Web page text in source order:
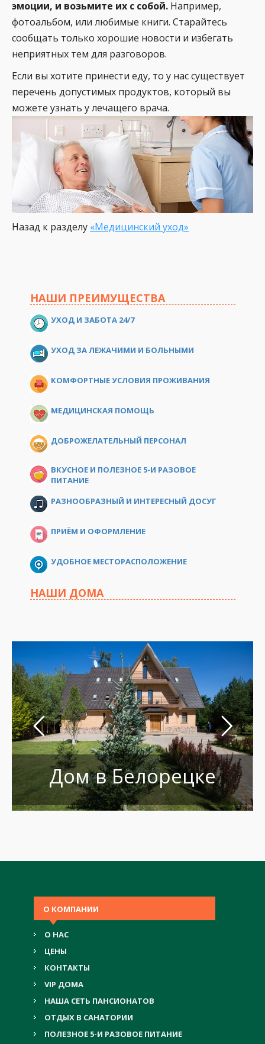
эмоции, и возьмите их с собой. Например,
фотоальбом, или любимые книги. Старайтесь
сообщать только хорошие новости и избегать
неприятных тем для разговоров.
Если вы хотите принести еду, то у нас существует
перечень допустимых продуктов, который вы
можете узнать у лечащего врача.
Назад к разделу «Медицинский уход»
НАШИ ПРЕИМУЩЕСТВА
УХОД И ЗАБОТА 24/7
УХОД ЗА ЛЕЖАЧИМИ И БОЛЬНЫМИ
КОМФОРТНЫЕ УСЛОВИЯ ПРОЖИВАНИЯ
МЕДИЦИНСКАЯ ПОМОЩЬ
ДОБРОЖЕЛАТЕЛЬНЫЙ ПЕРСОНАЛ
ВКУСНОЕ И ПОЛЕЗНОЕ 5-И РАЗОВОЕ
ПИТАНИЕ
РАЗНООБРАЗНЫЙ И ИНТЕРЕСНЫЙ ДОСУГ
ПРИЁМ И ОФОРМЛЕНИЕ
УДОБНОЕ МЕСТОРАСПОЛОЖЕНИЕ
НАШИ ДОМА
Дом в Белорецке
О КОМПАНИИ
О НАС
ЦЕНЫ
КОНТАКТЫ
VIP ДОМА
НАША СЕТЬ ПАНСИОНАТОВ
ОТДЫХ В САНАТОРИИ
ПОЛЕЗНОЕ 5-И РАЗОВОЕ ПИТАНИЕ